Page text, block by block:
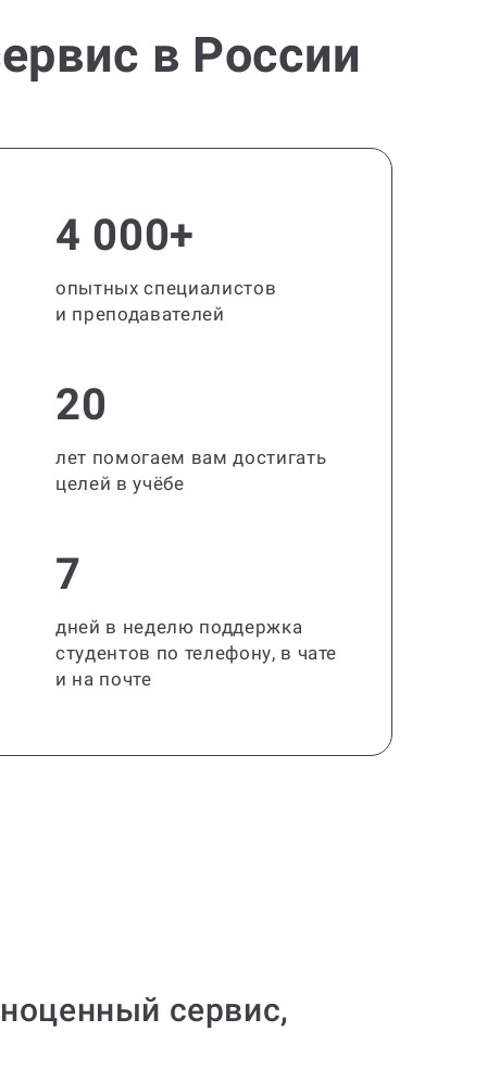
в России
4 000+
опытных специалистов
и преподавателей
20
лет помогаем вам достигать
целей в учёбе
7
дней в неделю поддержка
студентов по телефону, в чате
и на почте
сервис,